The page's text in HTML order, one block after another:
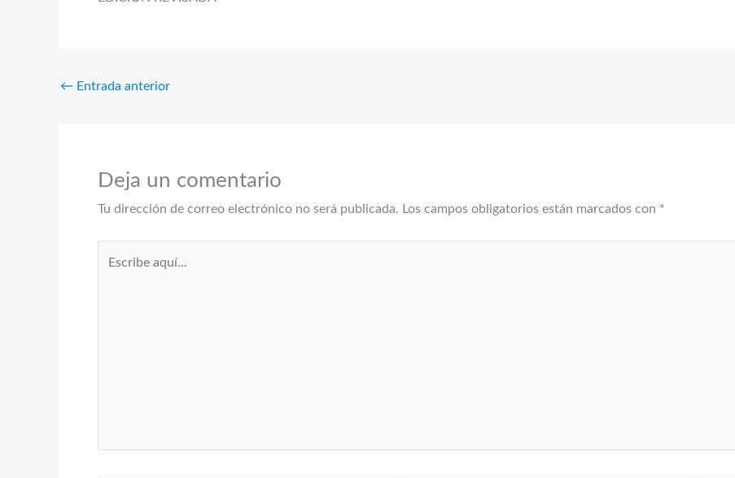
← Entrada anterior
Deja un comentario
Tu dirección de correo electrónico no será publicada. Los campos obligatorios están marcados con *